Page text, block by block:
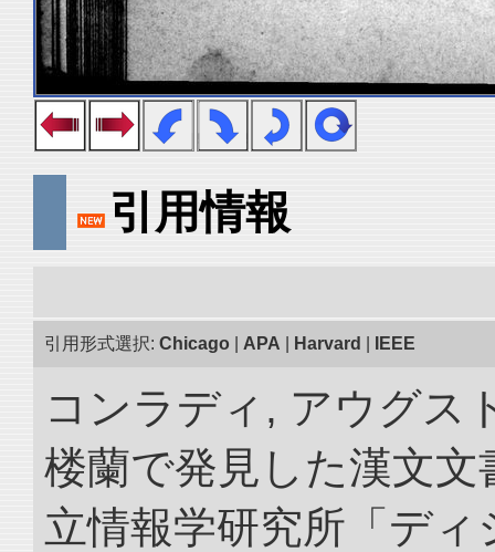
引用情報
引用形式選択: Chicago APA Harvard IEEE
コンラディ, アウグス
楼蘭で発見した漢文文
立情報学研究所「デ